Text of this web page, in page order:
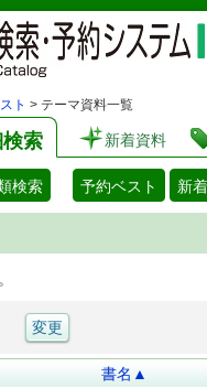
ト > テーマ資料一覧
索 新着資料
検索 予約ベスト 新
書名▲